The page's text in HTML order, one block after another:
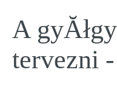
A
tervezni